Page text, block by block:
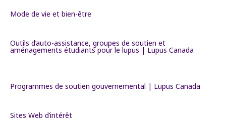
Mode de vie et bien-être
Outils d’auto-assistance, groupes de soutien et
aménagements étudiants pour le lupus | Lupus Canada
Programmes de soutien gouvernemental | Lupus Canada
Sites Web d’intérêt